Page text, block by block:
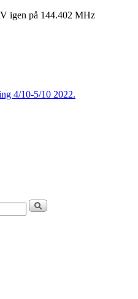
igen på 144.402 MHz
4/10-5/10 2022.